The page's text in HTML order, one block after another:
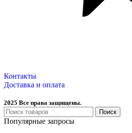
Контакты
Доставка и оплата
2025 Все права защищены.
Поиск
Популярные запросы